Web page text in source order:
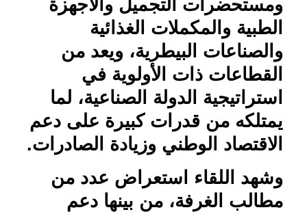
ومستحضرات التجميل والأجهزة
الطبية والمكملات الغذائية
والصناعات البيطرية، ويعد من
القطاعات ذات الأولوية في
استراتيجية الدولة الصناعية، لما
يمتلكه من قدرات كبيرة على دعم
الاقتصاد الوطني وزيادة الصادرات.
وشهد اللقاء استعراض عدد من
مطالب الغرفة، من بينها دعم